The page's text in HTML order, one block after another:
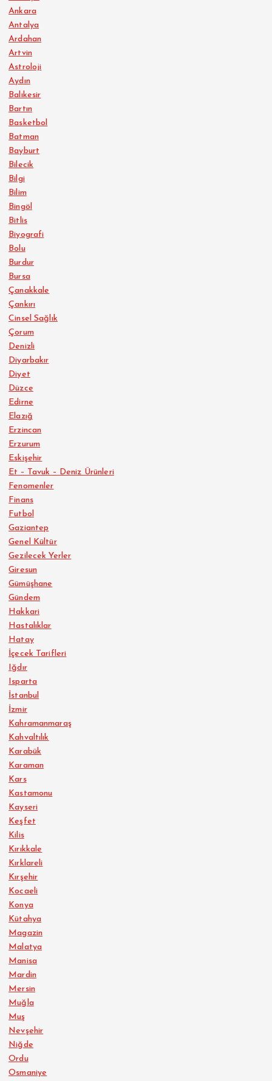
Ankara
Antalya
Ardahan
Artvin
Astroloji
Aydın
Balıkesir
Bartın
Basketbol
Batman
Bayburt
Bilecik
Bilgi
Bilim
Bingöl
Bitlis
Biyografi
Bolu
Burdur
Bursa
Çanakkale
Çankırı
Cinsel Sağlık
Çorum
Denizli
Diyarbakır
Diyet
Düzce
Edirne
Elazığ
Erzincan
Erzurum
Eskişehir
Et – Tavuk – Deniz Ürünleri
Fenomenler
Finans
Futbol
Gaziantep
Genel Kültür
Gezilecek Yerler
Giresun
Gümüşhane
Gündem
Hakkari
Hastalıklar
Hatay
İçecek Tarifleri
Iğdır
Isparta
İstanbul
İzmir
Kahramanmaraş
Kahvaltılık
Karabük
Karaman
Kars
Kastamonu
Kayseri
Keşfet
Kilis
Kırıkkale
Kırklareli
Kırşehir
Kocaeli
Konya
Kütahya
Magazin
Malatya
Manisa
Mardin
Mersin
Muğla
Muş
Nevşehir
Niğde
Ordu
Osmaniye